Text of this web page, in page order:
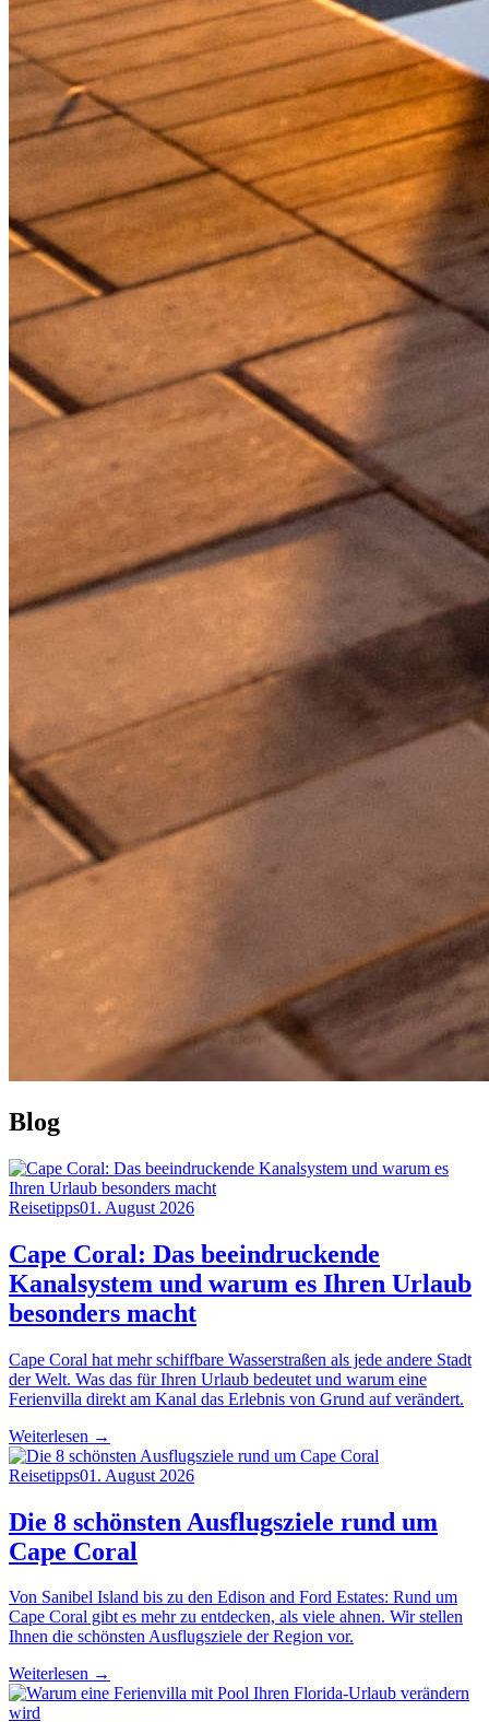
Blog
Reisetipps01. August 2026
Cape Coral: Das beeindruckende
Kanalsystem und warum es Ihren Urlaub
besonders macht
Cape Coral hat mehr schiffbare Wasserstraßen als jede andere Stadt
der Welt. Was das für Ihren Urlaub bedeutet und warum eine
Ferienvilla direkt am Kanal das Erlebnis von Grund auf verändert.
Weiterlesen →
Reisetipps01. August 2026
Die 8 schönsten Ausflugsziele rund um
Cape Coral
Von Sanibel Island bis zu den Edison and Ford Estates: Rund um
Cape Coral gibt es mehr zu entdecken, als viele ahnen. Wir stellen
Ihnen die schönsten Ausflugsziele der Region vor.
Weiterlesen →